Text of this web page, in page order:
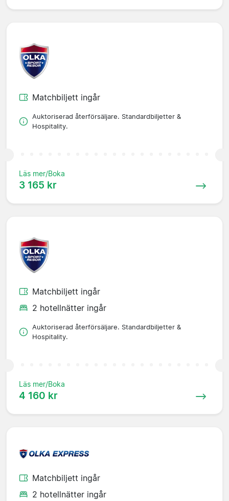
Matchbiljett ingår
Auktoriserad återförsäljare. Standardbiljetter &
Hospitality.
Läs mer/Boka
3 165 kr
Matchbiljett ingår
2 hotellnätter ingår
Auktoriserad återförsäljare. Standardbiljetter &
Hospitality.
Läs mer/Boka
4 160 kr
Matchbiljett ingår
2 hotellnätter ingår